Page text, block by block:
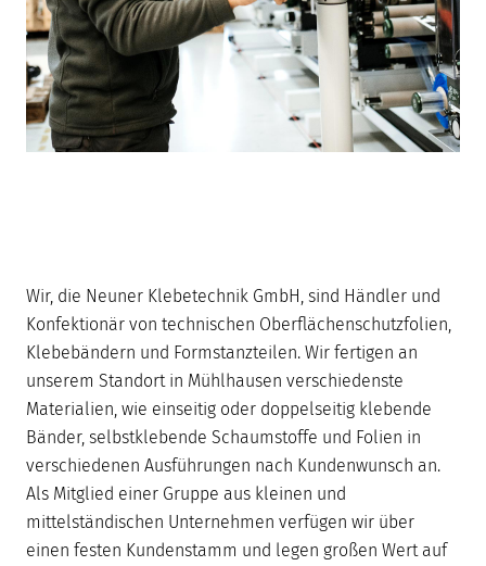
Wir, die Neuner Klebetechnik GmbH, sind Händler und
Konfektionär von technischen Oberflächenschutzfolien,
Klebebändern und Formstanzteilen. Wir fertigen an
unserem Standort in Mühlhausen verschiedenste
Materialien, wie einseitig oder doppelseitig klebende
Bänder, selbstklebende Schaumstoffe und Folien in
verschiedenen Ausführungen nach Kundenwunsch an.
Als Mitglied einer Gruppe aus kleinen und
mittelständischen Unternehmen verfügen wir über
einen festen Kundenstamm und legen großen Wert auf